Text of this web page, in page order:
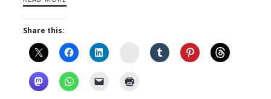
Share this:
Instagram